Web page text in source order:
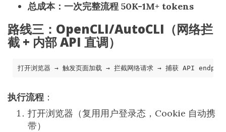
总成本：一次完整流程 50K-1M+ tokens
路线三：OpenCLI/AutoCLI（网络拦
截 + 内部 API 直调）
执行流程 ：
打开浏览器（复用用户登录态，Cookie 自动携
带）